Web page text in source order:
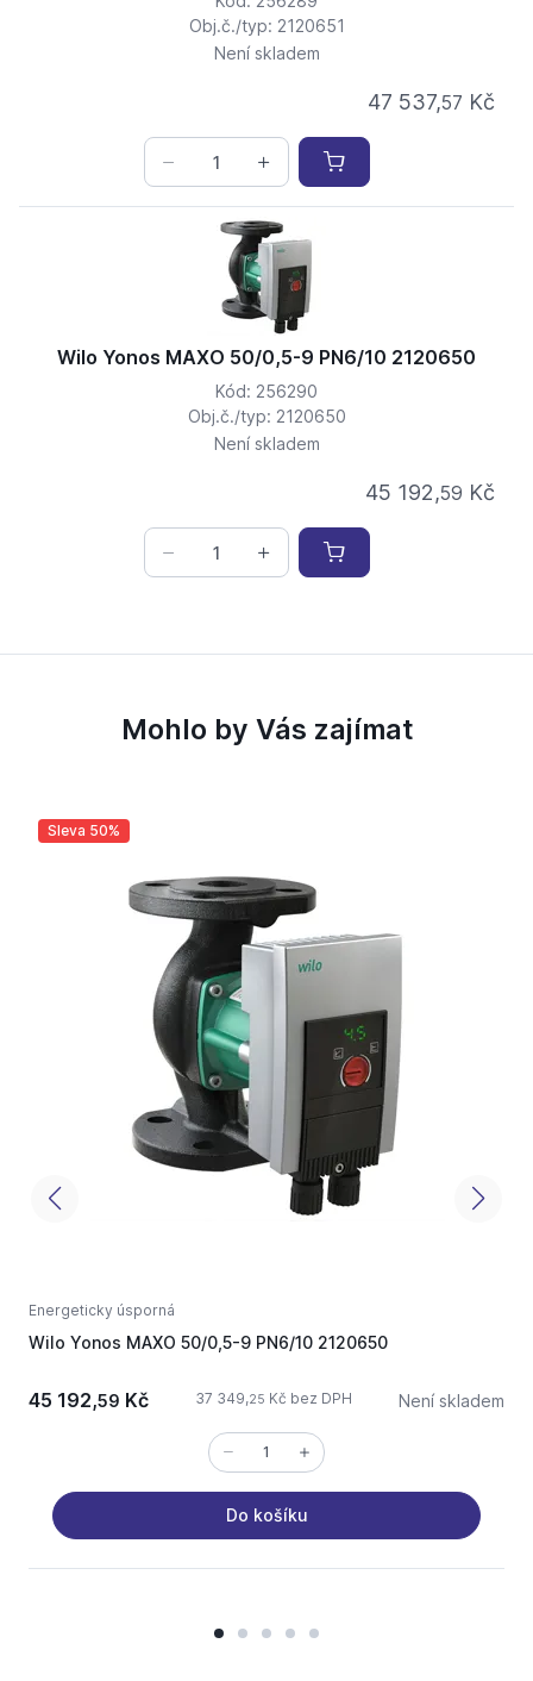
Obj.č./typ: 2120651
Není skladem
47 537,57 Kč
Wilo Yonos MAXO 50/0,5-9 PN6/10 2120650
Kód: 256290
Obj.č./typ: 2120650
Není skladem
45 192,59 Kč
Mohlo by Vás zajímat
Sleva 50%
Energeticky úsporná
Wilo Yonos MAXO 50/0,5-9 PN6/10 2120650
45 192,59 Kč 37 349,25 Kč bez DPH Není skladem
Do košíku